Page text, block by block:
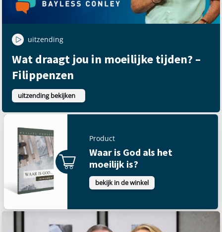
uitzending
Wat draagt jou in moeilijke tijden? –
Filippenzen
uitzending bekijken
Product
Waar is God als het
moeilijk is?
bekijk in de winkel